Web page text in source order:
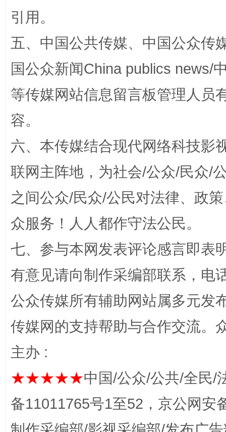
漫山遍野的桃花与雪山、麦地、白藏房 除
招工难、用工荒背后
网上购药对药下症？
引用。
五、中国公共传媒、中国公众传
国公众新闻China publics news/
等传媒网站信息留言板管理人员
容。
六、本传媒结合现代网络科技影
联网主阵地，为社会/公众/民众/
之间公众/民众/公民对法律、政
众服务！人人都作守法公民。
七、参与本网发表评论感言即表
有意见请向制作采编部联系，电
公众传媒所有辅助网站属多元发
传媒网的支持帮助与合作交流。
主办 :
★★★★★中国/公众/公共/全民/
备11011765号1至52，京公网安